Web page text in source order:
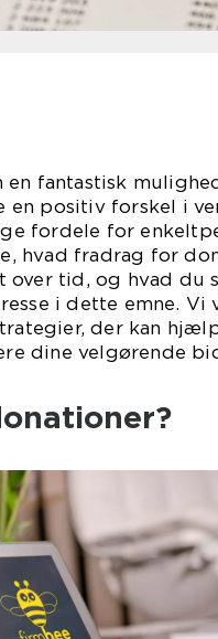
fantastisk
positiv forskel i
fordele for
hvad fradrag for
tid, og hvad du
i dette emne.
der kan
dine velgørende